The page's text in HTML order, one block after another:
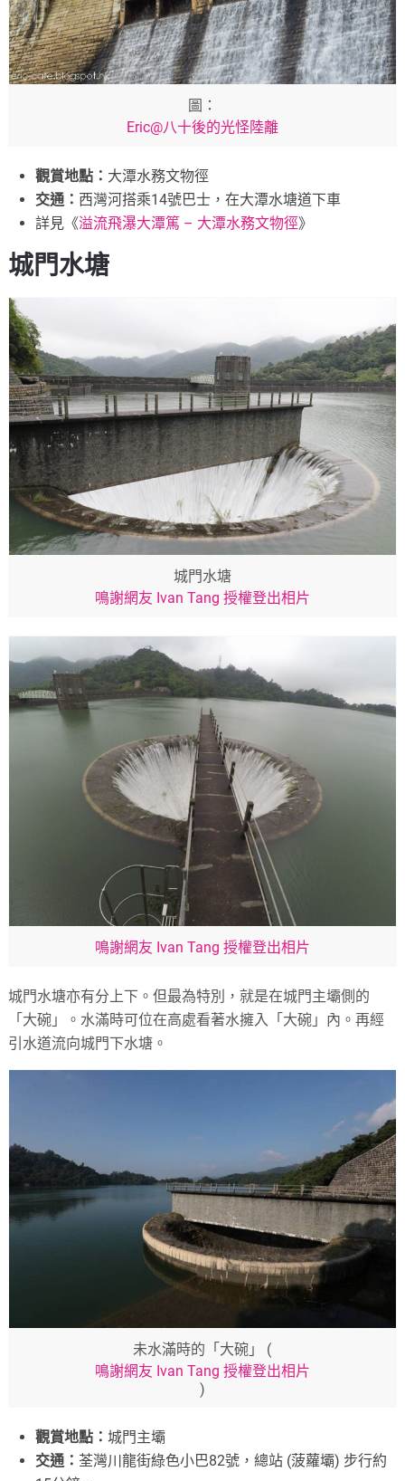
圖：
Eric@八十後的光怪陸離
觀賞地點： 大潭水務文物徑
交通： 西灣河搭乘14號巴士，在大潭水塘道下車
詳見《溢流飛瀑大潭篤 – 大潭水務文物徑》
城門水塘
城門水塘
鳴謝網友 Ivan Tang 授權登出相片
鳴謝網友 Ivan Tang 授權登出相片
城門水塘亦有分上下。但最為特別，就是在城門主壩側的
「大碗」。水滿時可位在高處看著水擁入「大碗」內。再經
引水道流向城門下水塘。
未水滿時的「大碗」 (
鳴謝網友 Ivan Tang 授權登出相片
)
觀賞地點：城門主壩
交通： 荃灣川龍街綠色小巴82號，總站 (菠蘿壩) 步行約